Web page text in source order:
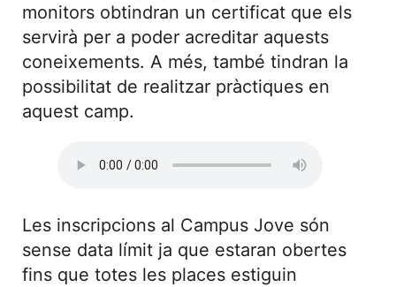
monitors obtindran un certificat que els
servirà per a poder acreditar aquests
coneixements. A més, també tindran la
possibilitat de realitzar pràctiques en
aquest camp.
Les inscripcions al Campus Jove són
sense data límit ja que estaran obertes
fins que totes les places estiguin